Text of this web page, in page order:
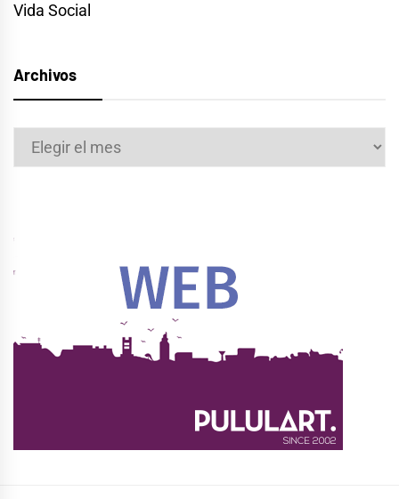
Vida Social
Archivos
Archivos